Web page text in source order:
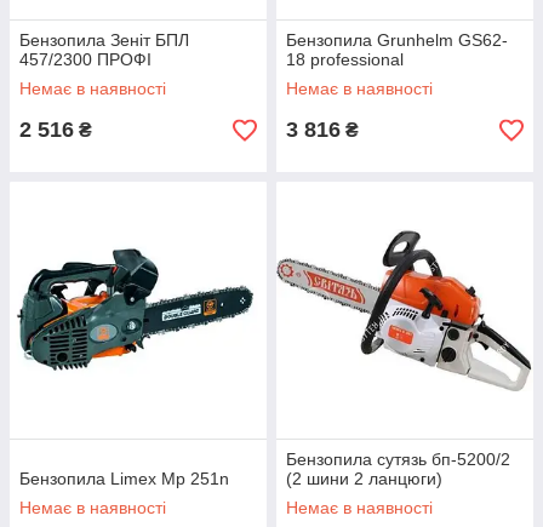
Бензопила Зеніт БПЛ
457/2300 ПРОФІ
Немає в наявності
2 516 ₴
Бензопила Grunhelm GS62-
18 professional
Немає в наявності
3 816 ₴
Бензопила Limex Mp 251n
Немає в наявності
Бензопила сутязь бп-5200/2
(2 шини 2 ланцюги)
Немає в наявності